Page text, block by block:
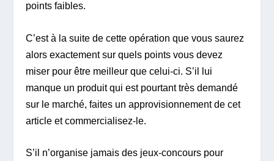
points faibles.
C’est à la suite de cette opération que vous saurez
alors exactement sur quels points vous devez
miser pour être meilleur que celui-ci. S’il lui
manque un produit qui est pourtant très demandé
sur le marché, faites un approvisionnement de cet
article et commercialisez-le.
S’il n’organise jamais des jeux-concours pour